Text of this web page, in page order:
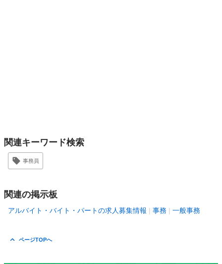
関連キーワード検索
事務員
関連の掲示板
アルバイト・バイト・パートの求人募集情報 事務 一般事務
ページTOPへ